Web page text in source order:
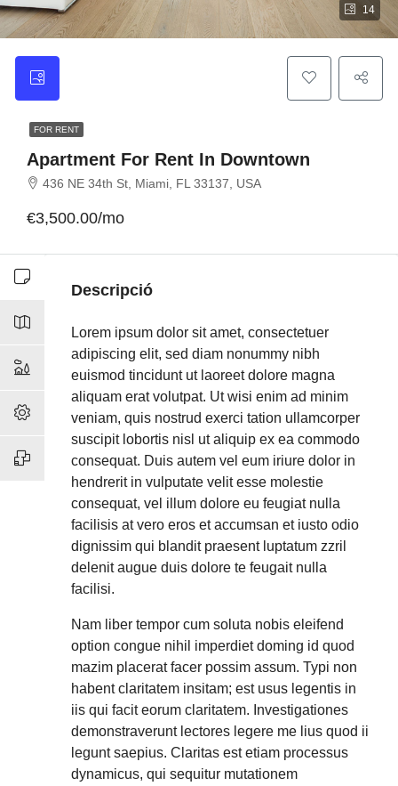
14
FOR RENT
Apartment For Rent In Downtown
436 NE 34th St, Miami, FL 33137, USA
€3,500.00/mo
Descripció
Lorem ipsum dolor sit amet, consectetuer
adipiscing elit, sed diam nonummy nibh
euismod tincidunt ut laoreet dolore magna
aliquam erat volutpat. Ut wisi enim ad minim
veniam, quis nostrud exerci tation ullamcorper
suscipit lobortis nisl ut aliquip ex ea commodo
consequat. Duis autem vel eum iriure dolor in
hendrerit in vulputate velit esse molestie
consequat, vel illum dolore eu feugiat nulla
facilisis at vero eros et accumsan et iusto odio
dignissim qui blandit praesent luptatum zzril
delenit augue duis dolore te feugait nulla
facilisi.
Nam liber tempor cum soluta nobis eleifend
option congue nihil imperdiet doming id quod
mazim placerat facer possim assum. Typi non
habent claritatem insitam; est usus legentis in
iis qui facit eorum claritatem. Investigationes
demonstraverunt lectores legere me lius quod ii
legunt saepius. Claritas est etiam processus
dynamicus, qui sequitur mutationem